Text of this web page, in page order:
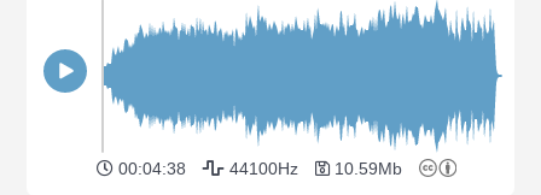
00:04:38 44100Hz 10.59Mb